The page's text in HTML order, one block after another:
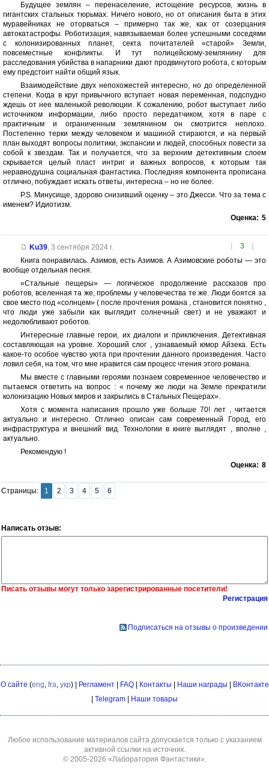
Будущее землян – перенаселение, истощение ресурсов, жизнь в
гигантских стальных тюрьмах. Ничего нового, но от описания быта в этих
муравейниках не оторваться – примерно так же, как от созерцания
автокатастрофы. Роботизация, навязываемая более успешными соседями
с колонизированных планет, секта почитателей «старой» Земли,
повсеместные конфликты. И тут полицейскому-землянину для
расследования убийства в напарники дают продвинутого робота, с которым
ему предстоит найти общий язык.
Взаимодействие двух непохожестей интересно, но до определенной
степени. Когда в круг привычного вступает новая переменная, подспудно
ждешь от нее маленькой революции. К сожалению, робот выступает либо
источником информации, либо просто передатчиком, хотя в паре с
практичным и ограниченным землянином он смотрится неплохо.
Постепенно терки между человеком и машиной стираются, и на первый
план выходят вопросы политики, экспансии и людей, способных повести за
собой к звездам. Так и получается, что за верхним детективным слоем
скрывается целый пласт интриг и важных вопросов, к которым так
неравнодушна социальная фантастика. Последняя компонента прописана
отлично, побуждает искать ответы, интересна – но не более.
P.S. Минусище, здорово снизивший оценку – это Джесси. Что за тема с
именем? Идиотизм.
Оценка: 5
[ 3 ]
Ku39, 3 сентября 2024 г.
Книга понравилась. Азимов, есть Азимов. А Азимовские роботы — это
вообще отдельная песня.
«Стальные пещеры» — логическое продолжение рассказов про
роботов, вселенная та же, проблемы у человечества те же. Люди боятся за
свое место под «солнцем» ( после прочтения романа , становится понятно ,
что люди уже забыли как выглядит солнечный свет) и не уважают и
недолюбливают роботов.
Интересные главные герои, их диалоги и приключения. Детективная
составляющая на уровне. Хороший слог , узнаваемый юмор Айзека. Есть
какое-то особое чувство уюта при прочтении данного произведения. Часто
ловил себя, на том, что мне нравится сам процесс чтения этого романа.
Мы вместе с главными героями познаем современное человечество и
пытаемся ответить на вопрос : « почему же люди на Земле прекратили
колонизацию Новых миров и закрылись в Стальных Пещерах».
Хотя с момента написания прошло уже больше 70! лет , читается
актуально и интересно. Отлично описан сам современный Город, его
инфраструктура и внешний вид. Технологии в книге выглядят , вполне ,
актуально.
Рекомендую !
Оценка: 8
Страницы: 1 2 3 4 5 6
Написать отзыв:
Писать отзывы могут только зарегистрированные посетители!
Регистрация
Подписаться на отзывы о произведении
О сайте (eng, fra, укр) | Регламент| FAQ| Контакты Наши награды
ВКонтакте
Telegram Наши товары
Любое использование материалов сайта допускается только с указанием
активной ссылки на источник.
© 2005-2026 «Лаборатория Фантастики».